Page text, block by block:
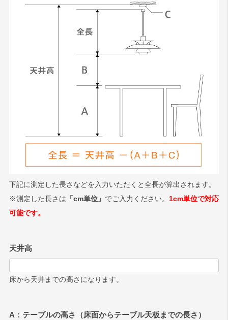
下記に測定した長さなどを入力いただくと全長が算出されます。
※測定した長さは 「cm単位」 でご入力ください。 1cm単位で対応
可能です。
天井高
床から天井までの高さになります。
A：テーブルの高さ（床面からテーブル天板までの長さ）